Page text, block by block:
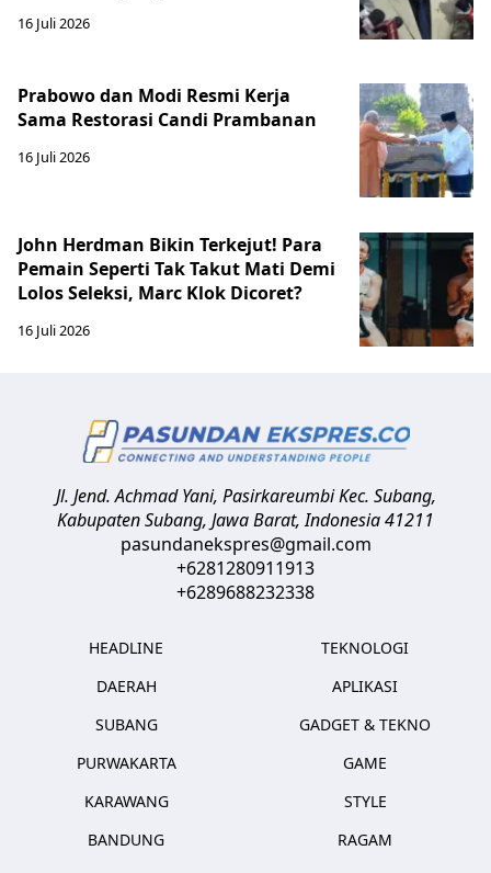
16 Juli 2026
Prabowo dan Modi Resmi Kerja
Sama Restorasi Candi Prambanan
16 Juli 2026
John Herdman Bikin Terkejut! Para
Pemain Seperti Tak Takut Mati Demi
Lolos Seleksi, Marc Klok Dicoret?
16 Juli 2026
Jl. Jend. Achmad Yani, Pasirkareumbi Kec. Subang,
Kabupaten Subang, Jawa Barat,Indonesia41211
pasundanekspres@gmail.com
+6281280911913
+6289688232338
HEADLINE
DAERAH
SUBANG
PURWAKARTA
KARAWANG
BANDUNG
TEKNOLOGI
APLIKASI
GADGET & TEKNO
GAME
STYLE
RAGAM